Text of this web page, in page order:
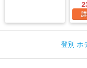
登別 ホ